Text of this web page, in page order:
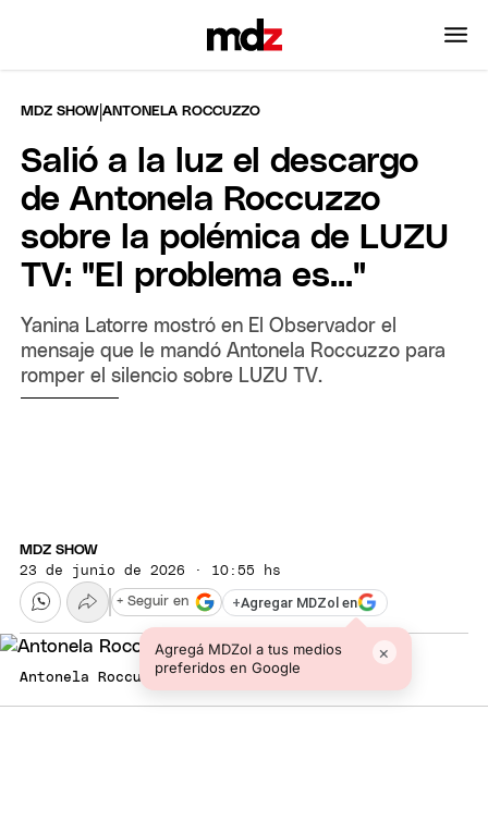
MDZ SHOW |ANTONELA ROCCUZZO
Salió a la luz el descargo
de Antonela Roccuzzo
sobre la polémica de LUZU
TV: "El problema es..."
Yanina Latorre mostró en El Observador el
mensaje que le mandó Antonela Roccuzzo para
romper el silencio sobre LUZU TV.
MDZ SHOW
23 de junio de 2026 · 10:55 hs
+Agregar MDZol en
Agregá MDZol a tus medios
preferidos en Google
×
+ Seguir en
Antonela Roccuzzo defendió a Argentina.